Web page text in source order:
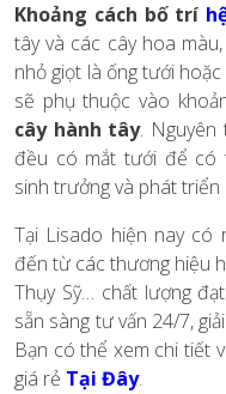
Khoảng cách bố trí
tây và các cây hoa
nhỏ giọt là ống tưới
sẽ phụ thuộc vào
cây hành tây. Nguyên
đều có mắt tưới để có
sinh trưởng và phát triển
Tại Lisado hiện nay có
đến từ các thương hiệu
Thụy Sỹ… chất lượng
sẵn sàng tư vấn 24/7,
Bạn có thể xem chi tiết
giá rẻ Tại Đây.